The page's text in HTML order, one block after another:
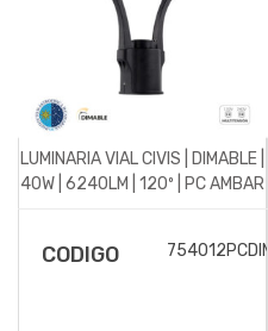
LUMINARIA VIAL CIVIS | DIMABLE |
40W | 6240LM | 120º | PC AMBAR
CODIGO 754012PCDIM